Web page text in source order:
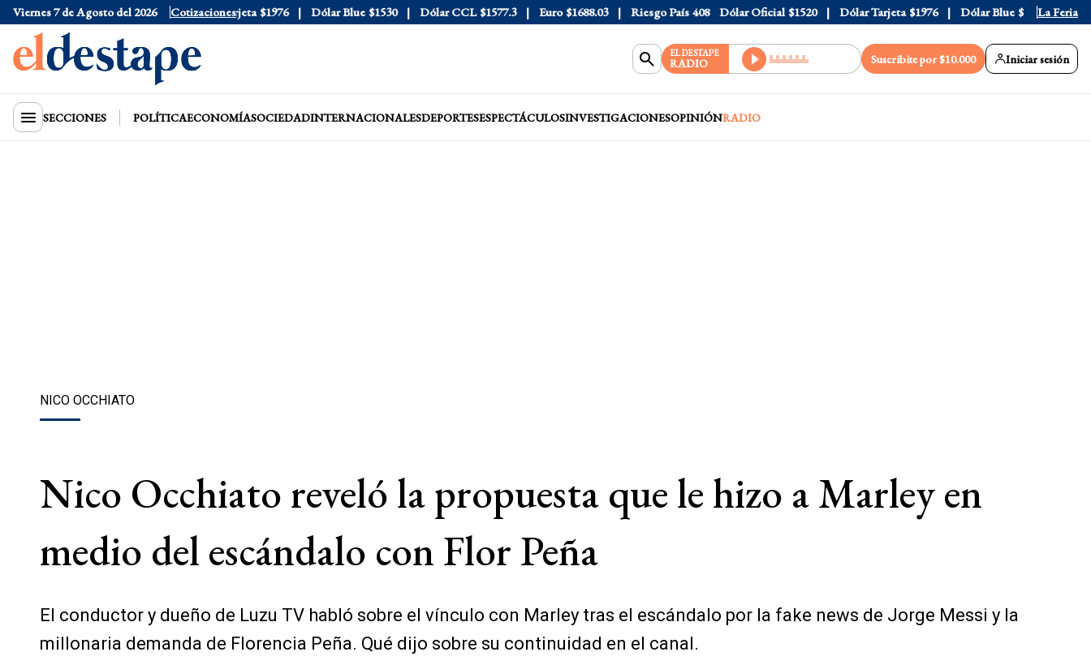
Viernes 7 de Agosto del 2026 Cotizaciones
Dólar Oficial $1520 Dólar Tarjeta $1976 Dólar Blue $1530 Dólar CCL $1577.3 Euro $1688.03 Riesgo País 408 Dólar Oficial $1520 Dólar Tarjeta $1976 Dólar Blue $1530 Dólar
La Feria
EL DESTAPE
RADIO Suscribite por $10.000 Iniciar sesión
SECCIONES POLÍTICAECONOMÍASOCIEDADINTERNACIONALESDEPORTESESPECTÁCULOSINVESTIGACIONESOPINIÓNRADIO
NICO OCCHIATO
Nico Occhiato reveló la propuesta que le hizo a Marley en
medio del escándalo con Flor Peña
El conductor y dueño de Luzu TV habló sobre el vínculo con Marley tras el escándalo por la fake news de Jorge Messi y la
millonaria demanda de Florencia Peña. Qué dijo sobre su continuidad en el canal.